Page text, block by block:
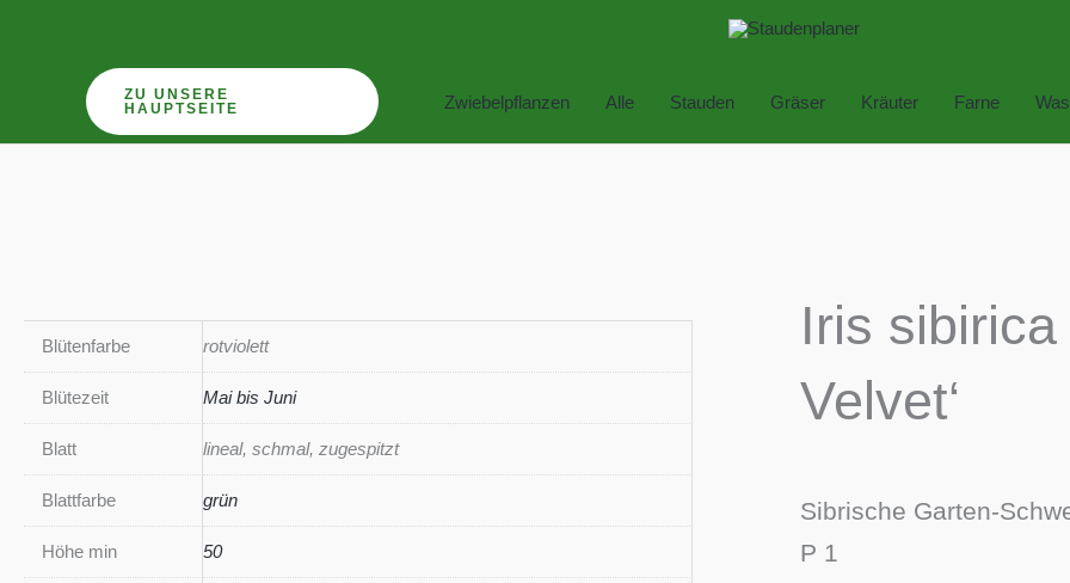
ZU UNSERE
HAUPTSEITE
Zwiebelpflanzen Alle Stauden Gräser Kräuter Farne
Blütenfarbe rotviolett
Blütezeit Mai bis Juni
Blatt lineal, schmal, zugespitzt
Blattfarbe grün
Höhe min 50
Iris sibirica
Velvet‘
Sibrische Garten-
P 1